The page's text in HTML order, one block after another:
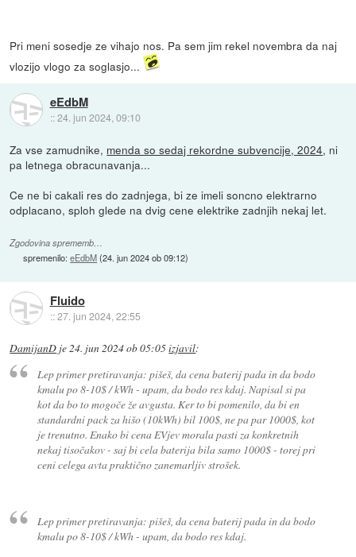
Pri meni sosedje ze vihajo nos. Pa sem jim rekel novembra da naj
vlozijo vlogo za soglasjo...
eEdbM
::24. jun 2024, 09:10
Za vse zamudnike, menda so sedaj rekordne subvencije, 2024, ni
pa letnega obracunavanja...
Ce ne bi cakali res do zadnjega, bi ze imeli soncno elektrarno
odplacano, sploh glede na dvig cene elektrike zadnjih nekaj let.
Zgodovina sprememb…
spremenilo:eEdbM(24. jun 2024 ob 09:12)
Fluido
::27. jun 2024, 22:55
DamijanD je24. jun 2024 ob 05:05izjavil:
Lep primer pretiravanja: pišeš, da cena baterij pada in da bodo
kmalu po 8-10$ / kWh - upam, da bodo res kdaj. Napisal si pa
kot da bo to mogoče že avgusta. Ker to bi pomenilo, da bi en
standardni pack za hišo (10kWh) bil 100$, ne pa par 1000$, kot
je trenutno. Enako bi cena EVjev morala pasti za konkretnih
nekaj tisočakov - saj bi cela baterija bila samo 1000$ - torej pri
ceni celega avta praktično zanemarljiv strošek.
Lep primer pretiravanja: pišeš, da cena baterij pada in da bodo
kmalu po 8-10$ / kWh - upam, da bodo res kdaj.